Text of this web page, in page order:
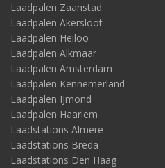
Laadpalen Zaanstad
Laadpalen Akersloot
Laadpalen Heiloo
Laadpalen Alkmaar
Laadpalen Amsterdam
Laadpalen Kennemerland
Laadpalen IJmond
Laadpalen Haarlem
Laadstations Almere
Laadstations Breda
Laadstations Den Haag